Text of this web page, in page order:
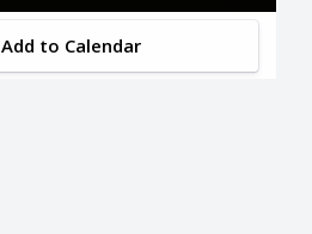
Add to Calendar